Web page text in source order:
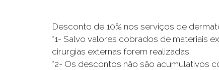
Desconto de 10% nos serviços de
*1- Salvo valores cobrados de materiais
cirurgias externas forem realizadas.
*2- Os descontos não são acumulativos